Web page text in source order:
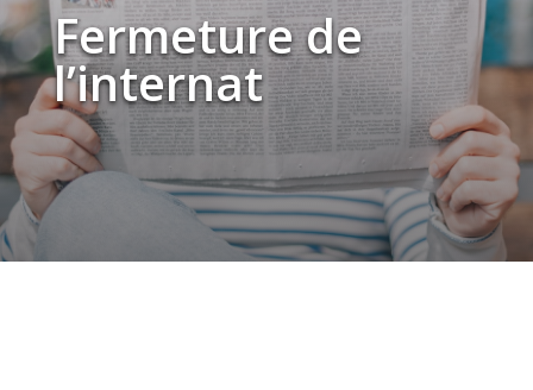
Fermeture de
l’internat